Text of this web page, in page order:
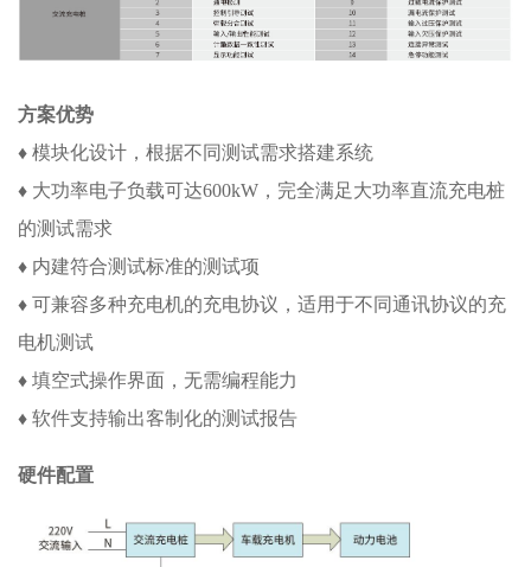
方案优势
♦ 模块化设计，根据不同测试需求搭建系统
♦ 大功率电子负载可达600kW，完全满足大功率直流充电桩
的测试需求
♦ 内建符合测试标准的测试项
♦ 可兼容多种充电机的充电协议，适用于不同通讯协议的充
电机测试
♦ 填空式操作界面，无需编程能力
♦ 软件支持输出客制化的测试报告
硬件配置